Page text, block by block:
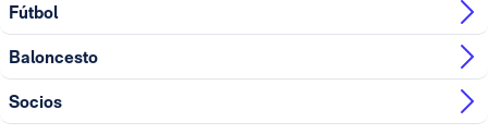
Fútbol
Baloncesto
Socios